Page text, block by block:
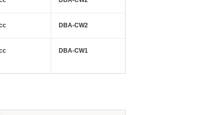
DBA-CW2
DBA-CW1